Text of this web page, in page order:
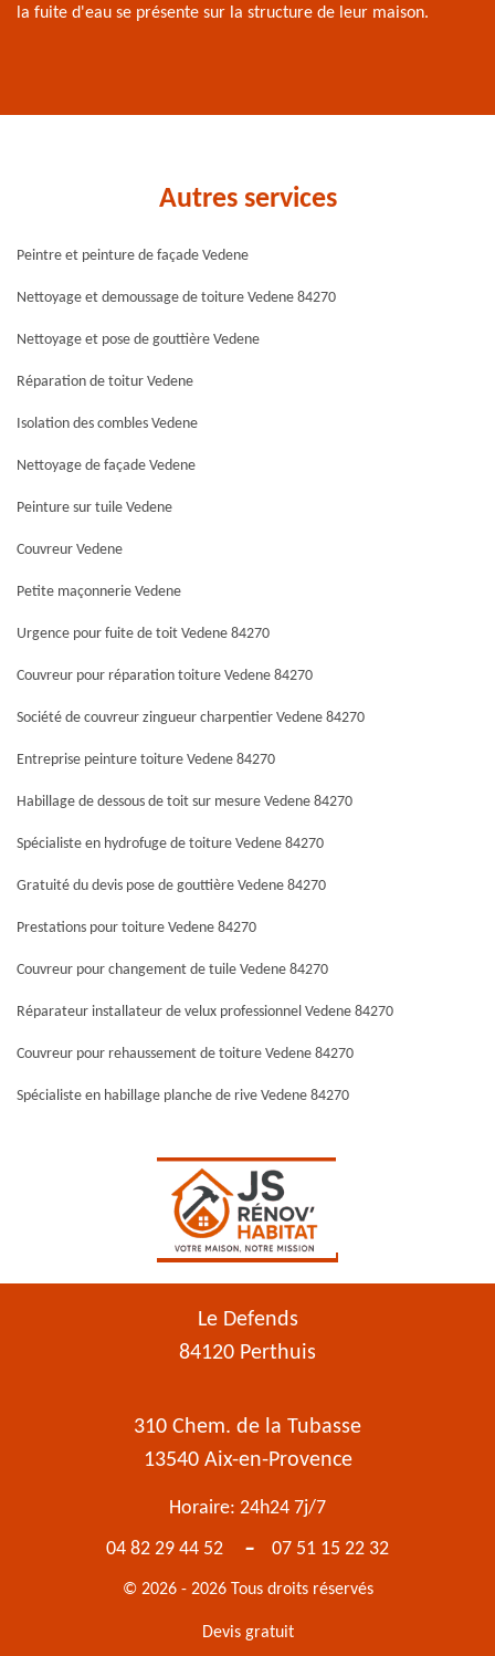
la fuite d'eau se présente sur la structure de leur maison.
Autres services
Peintre et peinture de façade Vedene
Nettoyage et demoussage de toiture Vedene 84270
Nettoyage et pose de gouttière Vedene
Réparation de toitur Vedene
Isolation des combles Vedene
Nettoyage de façade Vedene
Peinture sur tuile Vedene
Couvreur Vedene
Petite maçonnerie Vedene
Urgence pour fuite de toit Vedene 84270
Couvreur pour réparation toiture Vedene 84270
Société de couvreur zingueur charpentier Vedene 84270
Entreprise peinture toiture Vedene 84270
Habillage de dessous de toit sur mesure Vedene 84270
Spécialiste en hydrofuge de toiture Vedene 84270
Gratuité du devis pose de gouttière Vedene 84270
Prestations pour toiture Vedene 84270
Couvreur pour changement de tuile Vedene 84270
Réparateur installateur de velux professionnel Vedene 84270
Couvreur pour rehaussement de toiture Vedene 84270
Spécialiste en habillage planche de rive Vedene 84270
Le Defends
84120 Perthuis
310 Chem. de la Tubasse
13540 Aix-en-Provence
Horaire: 24h24 7j/7
04 82 29 44 52
- 07 51 15 22 32
© 2026 - 2026 Tous droits réservés
Devis gratuit